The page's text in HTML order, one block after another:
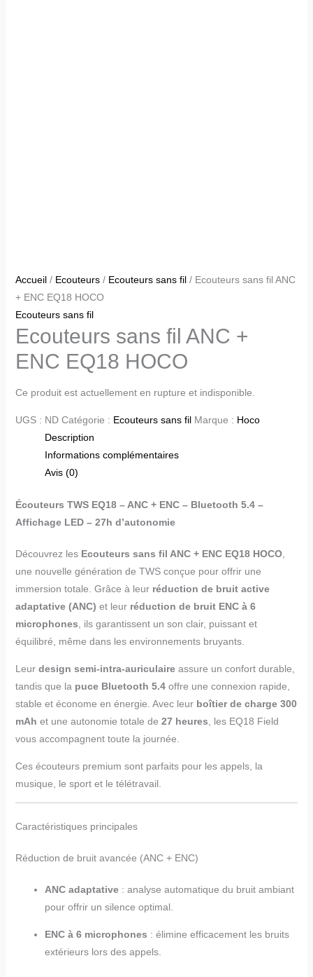
Accueil/ Ecouteurs/ Ecouteurs sans fil/ Ecouteurs sans fil ANC
+ ENC EQ18 HOCO
Ecouteurs sans fil
Ecouteurs sans fil ANC +
ENC EQ18 HOCO
Ce produit est actuellement en rupture et indisponible.
UGS : ND Catégorie : Ecouteurs sans fil Marque : Hoco
Description
Informations complémentaires
Avis (0)
Écouteurs TWS EQ18 – ANC + ENC – Bluetooth 5.4 –
Affichage LED – 27h d’autonomie
Découvrez les Ecouteurs sans fil ANC + ENC EQ18 HOCO,
une nouvelle génération de TWS conçue pour offrir une
immersion totale. Grâce à leur réduction de bruit active
adaptative (ANC) et leur réduction de bruit ENC à 6
microphones , ils garantissent un son clair, puissant et
équilibré, même dans les environnements bruyants.
Leur design semi-intra-auriculaireassure un confort durable,
tandis que la puce Bluetooth 5.4offre une connexion rapide,
stable et économe en énergie. Avec leur boîtier de charge 300
mAh et une autonomie totale de 27 heures , les EQ18 Field
vous accompagnent toute la journée.
Ces écouteurs premium sont parfaits pour les appels, la
musique, le sport et le télétravail.
Caractéristiques principales
Réduction de bruit avancée (ANC + ENC)
ANC adaptative: analyse automatique du bruit ambiant
pour offrir un silence optimal.
ENC à 6 microphones : élimine efficacement les bruits
extérieurs lors des appels.